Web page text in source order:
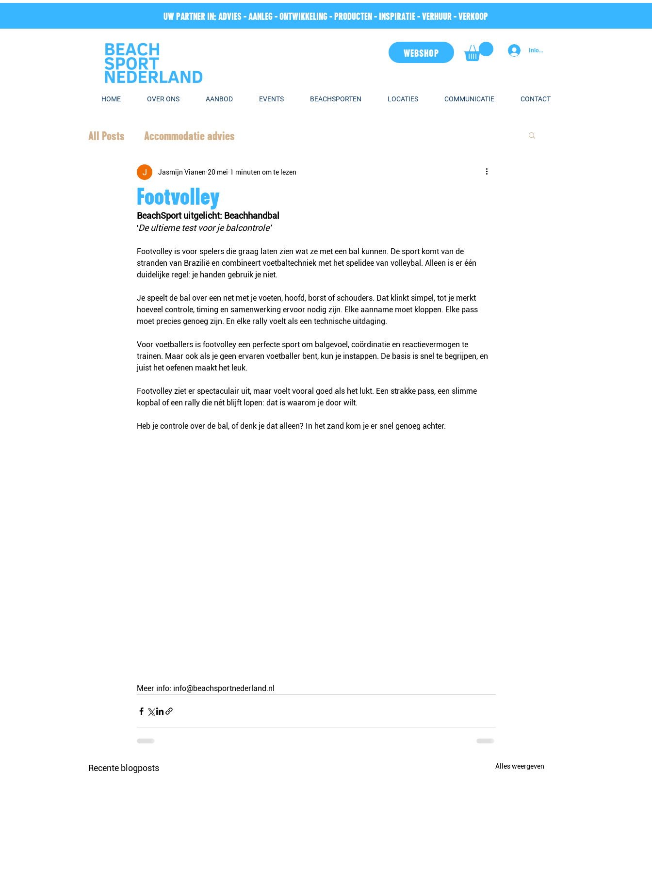
UW PARTNER IN: ADVIES - AANLEG - ONTWIKKELING - PRODUCTEN - INSPIRATIE - VERHUUR - VERKOOP
WEBSHOP Inloggen
HOME OVER ONS AANBOD EVENTS BEACHSPORTEN LOCATIES COMMUNICATIE CONTACT
All Posts Accommodatie advies
Footvolley
Jasmijn Vianen 20 mei 1 minuten om te lezen
BeachSport uitgelicht: Beachhandbal
'De ultieme test voor je balcontrole'
Footvolley is voor spelers die graag laten zien wat ze met een bal kunnen. De sport komt van de
stranden van Brazilië en combineert voetbaltechniek met het spelidee van volleybal. Alleen is er één
duidelijke regel: je handen gebruik je niet.
Je speelt de bal over een net met je voeten, hoofd, borst of schouders. Dat klinkt simpel, tot je merkt
hoeveel controle, timing en samenwerking ervoor nodig zijn. Elke aanname moet kloppen. Elke pass
moet precies genoeg zijn. En elke rally voelt als een technische uitdaging.
Voor voetballers is footvolley een perfecte sport om balgevoel, coördinatie en reactievermogen te
trainen. Maar ook als je geen ervaren voetballer bent, kun je instappen. De basis is snel te begrijpen, en
juist het oefenen maakt het leuk.
Footvolley ziet er spectaculair uit, maar voelt vooral goed als het lukt. Een strakke pass, een slimme
kopbal of een rally die nét blijft lopen: dat is waarom je door wilt.
Heb je controle over de bal, of denk je dat alleen? In het zand kom je er snel genoeg achter.
Meer info: info@beachsportnederland.nl
Recente blogposts Alles weergeven